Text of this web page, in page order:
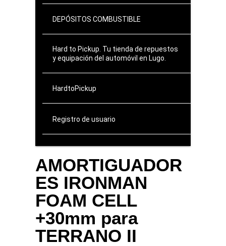
DEPÓSITOS COMBUSTIBLE
Hard to Pickup. Tu tienda de repuestos
y equipación del automóvil en Lugo.
HardtoPickup
Registro de usuario
AMORTIGUADOR
ES IRONMAN
FOAM CELL
+30mm para
TERRANO II